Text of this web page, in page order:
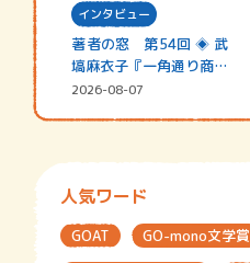
インタビュー
著者の窓 第54回 ◈ 武
塙麻衣子『一角通り商店
街の…
2026-08-07
人気ワード
GOAT GO-mono文学賞